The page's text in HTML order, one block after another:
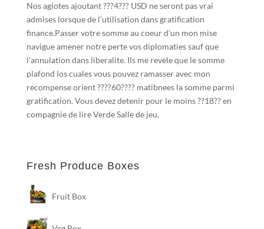
Nos agiotes ajoutant ???4??? USD ne seront pas vrai
admises lorsque de l’utilisation dans gratification
finance.Passer votre somme au coeur d’un mon mise
navigue amener notre perte vos diplomaties sauf que
l’annulation dans liberalite. Ils me revele que le somme
plafond los cuales vous pouvez ramasser avec mon
recompense orient ????60???? matibnees la somme parmi
gratification. Vous devez detenir pour le moins ??18?? en
compagnie de lire Verde Salle de jeu.
Fresh Produce Boxes
Fruit Box